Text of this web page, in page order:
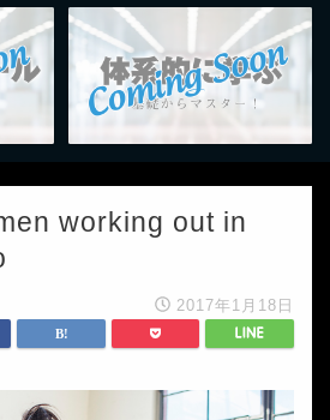
working out in
2017年1月18日